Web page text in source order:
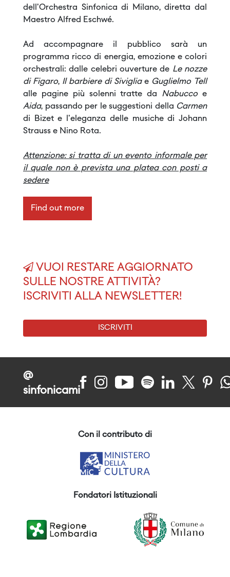
dell'Orchestra Sinfonica di Milano, diretta dal
Maestro Alfred Eschwé.
Ad accompagnare il pubblico sarà un
programma ricco di energia, emozione e colori
orchestrali: dalle celebri ouverture de Le nozze
di Figaro, Il barbiere di Siviglia e Guglielmo Tell
alle pagine più solenni tratte da Nabuccoe
Aida, passando per le suggestioni della Carmen
di Bizet e l'eleganza delle musiche di Johann
Strauss e Nino Rota.
Attenzione: si tratta di un evento informale per
il quale non è prevista una platea con posti a
sedere
Find out more
VUOI RESTARE AGGIORNATO
SULLE NOSTRE ATTIVITÀ?
ISCRIVITI ALLA NEWSLETTER!
ISCRIVITI
@
sinfonicami
Con il contributo di
Fondatori Istituzionali